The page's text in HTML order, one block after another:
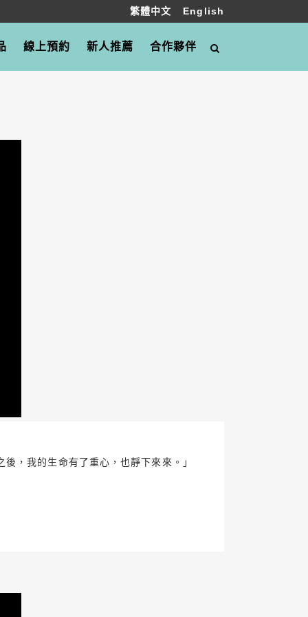
繁體中文 English
線上預約 新人推薦 合作夥伴
，我的生命有了重心，也靜下來來。」